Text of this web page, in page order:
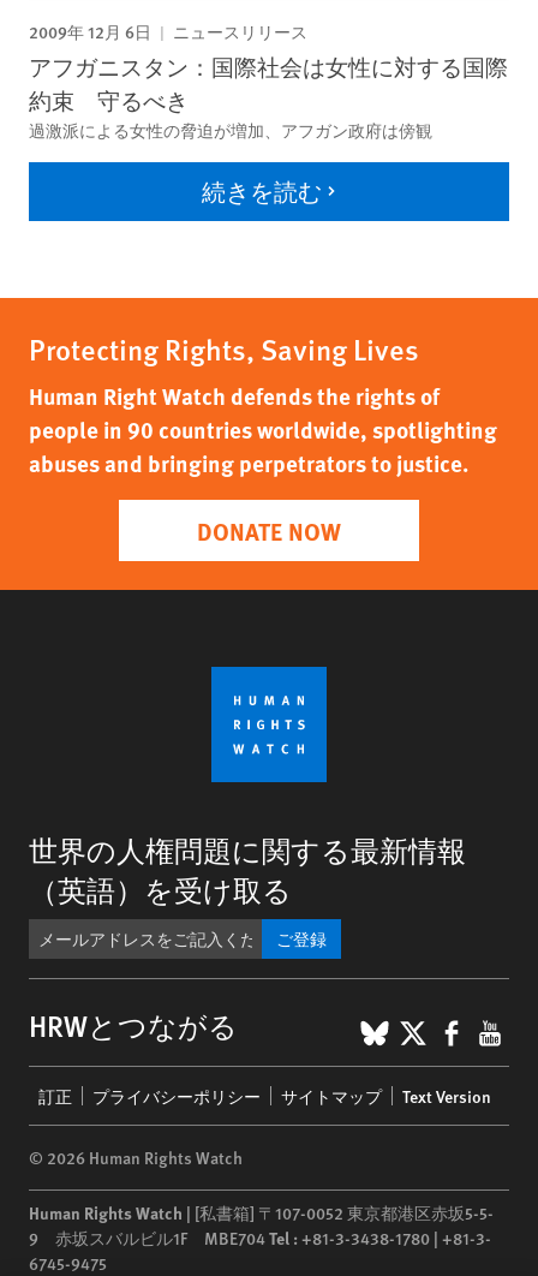
2009年 12月 6日 ニュースリリース
アフガニスタン：国際社会は女性に対する国際
約束 守るべき
過激派による女性の脅迫が増加、アフガン政府は傍観
続きを読む
Protecting Rights, Saving Lives
Human Right Watch defends the rights of
people in 90 countries worldwide, spotlighting
abuses and bringing perpetrators to justice.
DONATE NOW
世界の人権問題に関する最新情報
（英語）を受け取る
ご登録
HRWとつながる BlueSky
X
menu
訂正 プライバシーポリシー サイトマップ Text Version
© 2026 Human Rights Watch
Human Rights Watch | [私書箱] 〒107-0052 東京都港区赤坂5-5-
9 赤坂スバルビル1F MBE704Tel :+81-3-3438-1780 | +81-3-
6745-9475